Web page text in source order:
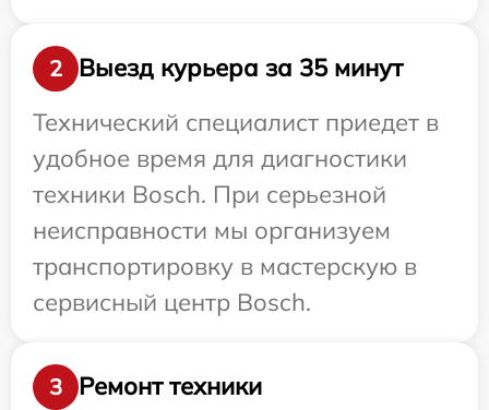
2
Выезд курьера за 35 минут
Технический специалист приедет в
удобное время для диагностики
техники Bosch. При серьезной
неисправности мы организуем
транспортировку в мастерскую в
сервисный центр Bosch.
3 Ремонт техники